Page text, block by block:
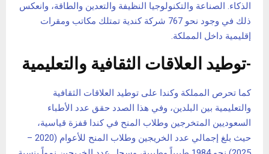
الذكاء. الصناعة والتكنولوجيا النظيفة والتعدين والطاقة، وانعكس
ذلك في وجود نحو 767 شركة كندية تمتلك مكاتب ومقرات
إقليمية داخل المملكة.
-توطيد العلاقات الثقافية والتعليمية
كما تحرص المملكة وكندا على توطيد العلاقات الثقافية
والتعليمية بين البلدين، وفي هذا الصدد حقق عدد الأطباء
السعوديين المتخرجين وطلاب المنح في كندا قفزة قياسية،
حيث بلغ إجمالي عدد الخريجين وطلاب المنح للأعوام (2020 –